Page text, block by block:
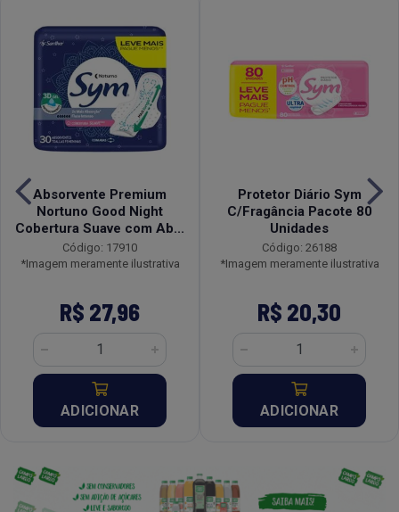
Absorvente Premium
Nortuno Good Night
Cobertura Suave com Ab...
Código: 17910
*Imagem meramente ilustrativa
R$ 27,96
ADICIONAR
Protetor Diário Sym
C/Fragância Pacote 80
Unidades
Código: 26188
*Imagem meramente ilustrativa
R$ 20,30
ADICIONAR